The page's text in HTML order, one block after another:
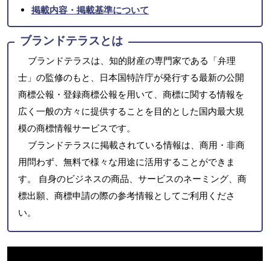
掲載内容・掲載基準について
ブランドテラスとは
ブランドテラスは、知的財産の専門家である「弁理
士」の監修のもと、日本国特許庁が発行する最新の公開
商標公報・登録商標公報を用いて、商標に関する情報を
広く一般の方々に提供することを目的とした国内最大規
模の商標情報サービスです。
ブランドテラスに掲載されている情報は、商用・非商
用問わず、無料で様々な用途に活用することができま
す。 自身のビジネスの商品、サービスのネーミング、商
標出願、商標申請の際の参考情報としてご利用くださ
い。